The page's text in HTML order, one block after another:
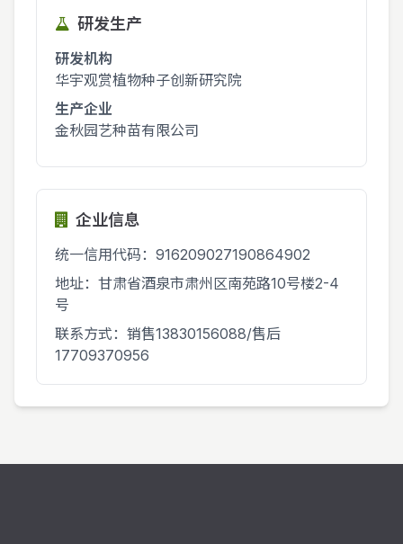
研发生产
研发机构
华宇观赏植物种子创新研究院
生产企业
金秋园艺种苗有限公司
企业信息
统一信用代码：916209027190864902
地址：甘肃省酒泉市肃州区南苑路10号楼2-4
号
联系方式：销售13830156088/售后
17709370956